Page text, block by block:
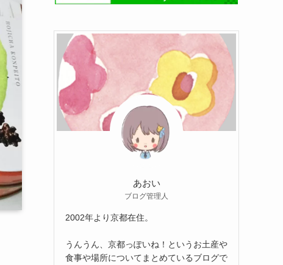
あおい
ブログ管理人
2002年より京都在住。
うんうん、京都っぽいね！というお土産や
食事や場所についてまとめているブログで